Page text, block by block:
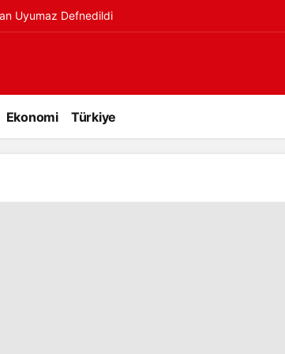
Uyumaz Defnedildi
Ekonomi Türkiye